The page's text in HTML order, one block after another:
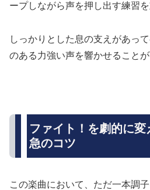
ープしながら声を押し出す練習を
しっかりとした息の支えがあっ
のある力強い声を響かせることが
ファイト！を劇的に
急のコツ
この楽曲において、ただ一本調